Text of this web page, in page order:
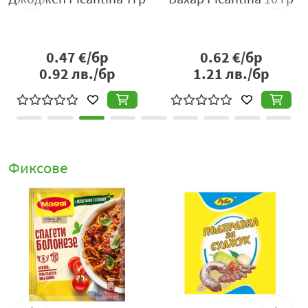
ястие, докато черният пипер и чесънът допринасят с
Подправката за агнешко и дроб сарма Picantina
подходяща както за класическата рецепта за дроб
сарма – с ориз, агнешки дреболии и печени кори –
така и за овкусяване на агнешки котлети, печено
агнешко бутче, агнешка супа или всякакви други
от търсения ароматен профил – с нея лесно постигате
от допълнителна корекция.
Сместа е създадена така, че да подчертае естествените
качества на месото, без да го натоварва с излишни
аромати. Това я прави изключително подходяща и за
почитателите на традиционната, но фино овкусена
кухня. Може да се използва и за овкусяване на плънки,
0.47€/бр
0.92лв./бр
0.62€/бр
1.21лв./бр
Фиксове